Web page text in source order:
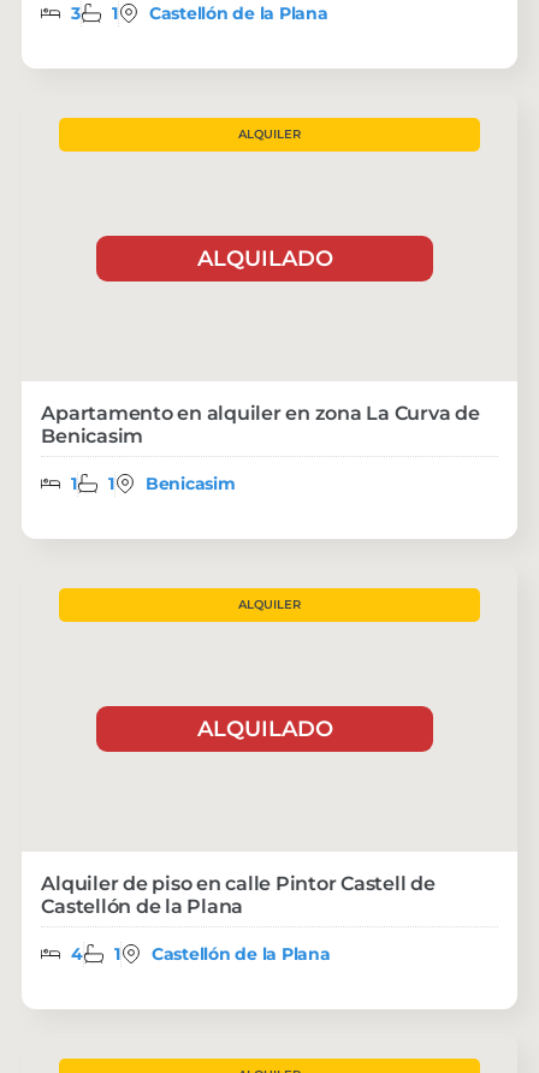
3 1 Castellón de la Plana
ALQUILADO
ALQUILER
Apartamento en alquiler en zona La Curva de
Benicasim
1 1 Benicasim
ALQUILADO
ALQUILER
Alquiler de piso en calle Pintor Castell de
Castellón de la Plana
4 1 Castellón de la Plana